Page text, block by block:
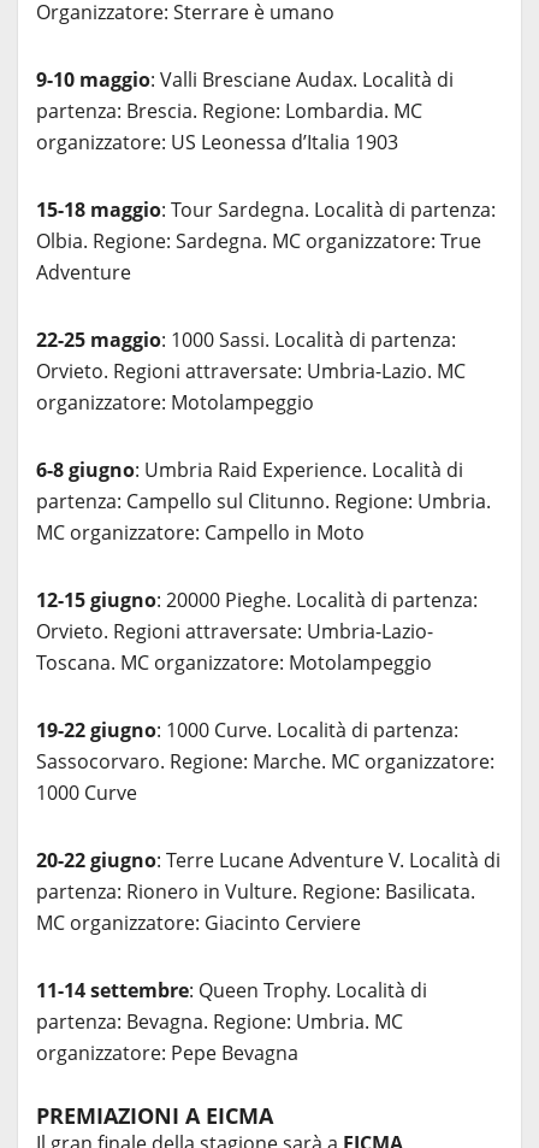
Organizzatore: Sterrare è umano
9-10 maggio: Valli Bresciane Audax. Località di
partenza: Brescia. Regione: Lombardia. MC
organizzatore: US Leonessa d’Italia 1903
15-18 maggio: Tour Sardegna. Località di partenza:
Olbia. Regione: Sardegna. MC organizzatore: True
Adventure
22-25 maggio: 1000 Sassi. Località di partenza:
Orvieto. Regioni attraversate: Umbria-Lazio. MC
organizzatore: Motolampeggio
6-8 giugno: Umbria Raid Experience. Località di
partenza: Campello sul Clitunno. Regione: Umbria.
MC organizzatore: Campello in Moto
12-15 giugno: 20000 Pieghe. Località di partenza:
Orvieto. Regioni attraversate: Umbria-Lazio-
Toscana. MC organizzatore: Motolampeggio
19-22 giugno: 1000 Curve. Località di partenza:
Sassocorvaro. Regione: Marche. MC organizzatore:
1000 Curve
20-22 giugno: Terre Lucane Adventure V. Località di
partenza: Rionero in Vulture. Regione: Basilicata.
MC organizzatore: Giacinto Cerviere
11-14 settembre: Queen Trophy. Località di
partenza: Bevagna. Regione: Umbria. MC
organizzatore: Pepe Bevagna
PREMIAZIONI A EICMA